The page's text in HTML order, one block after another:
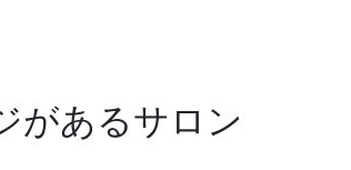
があるサロン